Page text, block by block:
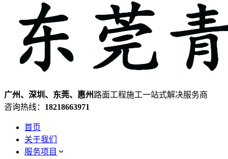
广州、深圳、东莞、惠州路面工程施工一站式解决服务商
咨询热线： 18218663971
首页
关于我们
服务项目